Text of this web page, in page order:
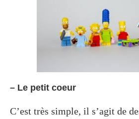
– Le petit coeur
C’est très simple, il s’agit de